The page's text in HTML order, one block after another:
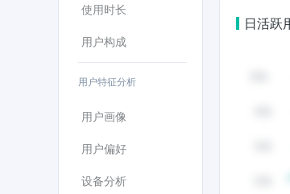
使用时长
用户构成
用户特征分析
用户画像
用户偏好
设备分析
日活跃